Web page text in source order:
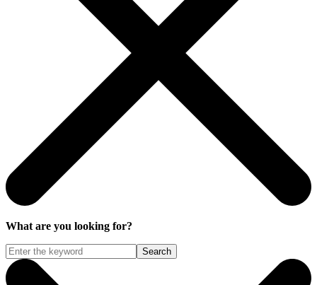
What are you looking for?
Search